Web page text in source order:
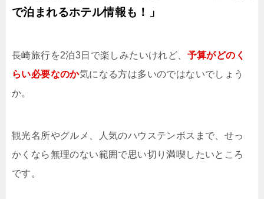
で泊まれるホテル情報も！」
長崎旅行を2泊3日で楽しみたいけれど、 予算がどのく
らい必要なのか気になる方は多いのではないでしょう
か。
観光名所やグルメ、人気のハウステンボスまで、せっ
かくなら無理のない範囲で思い切り満喫したいところ
です。